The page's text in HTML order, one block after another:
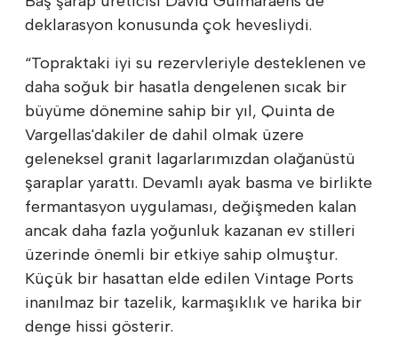
deklarasyon konusunda çok hevesliydi.
“Topraktaki iyi su rezervleriyle desteklenen ve
daha soğuk bir hasatla dengelenen sıcak bir
büyüme dönemine sahip bir yıl, Quinta de
Vargellas'dakiler de dahil olmak üzere
geleneksel granit lagarlarımızdan olağanüstü
şaraplar yarattı. Devamlı ayak basma ve birlikte
fermantasyon uygulaması, değişmeden kalan
ancak daha fazla yoğunluk kazanan ev stilleri
üzerinde önemli bir etkiye sahip olmuştur.
Küçük bir hasattan elde edilen Vintage Ports
inanılmaz bir tazelik, karmaşıklık ve harika bir
denge hissi gösterir.